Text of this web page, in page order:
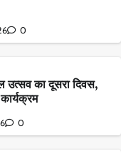
0
का दूसरा दिवस,
0